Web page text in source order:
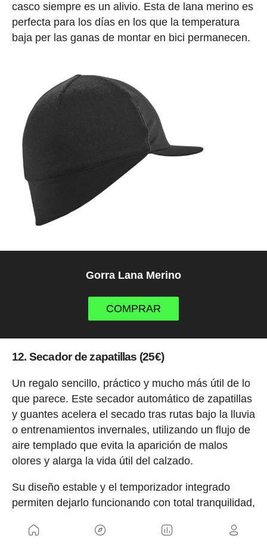
casco siempre es un alivio. Esta de lana merino es
perfecta para los días en los que la temperatura
baja per las ganas de montar en bici permanecen.
Gorra Lana Merino
COMPRAR
12. Secador de zapatillas (25€)
Un regalo sencillo, práctico y mucho más útil de lo
que parece. Este secador automático de zapatillas
y guantes acelera el secado tras rutas bajo la lluvia
o entrenamientos invernales, utilizando un flujo de
aire templado que evita la aparición de malos
olores y alarga la vida útil del calzado.
Su diseño estable y el temporizador integrado
permiten dejarlo funcionando con total tranquilidad,
que entrenan con frecuencia en condiciones de